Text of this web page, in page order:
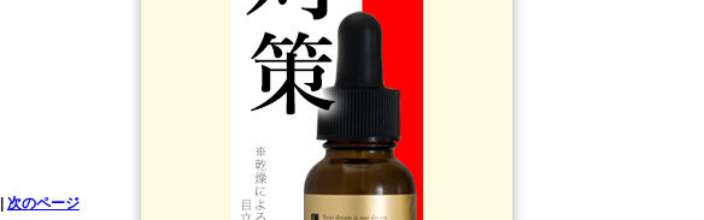
次のページ